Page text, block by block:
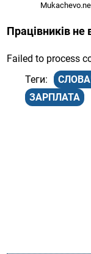
Працівників не
Failed to process
ЗАРПЛАТА